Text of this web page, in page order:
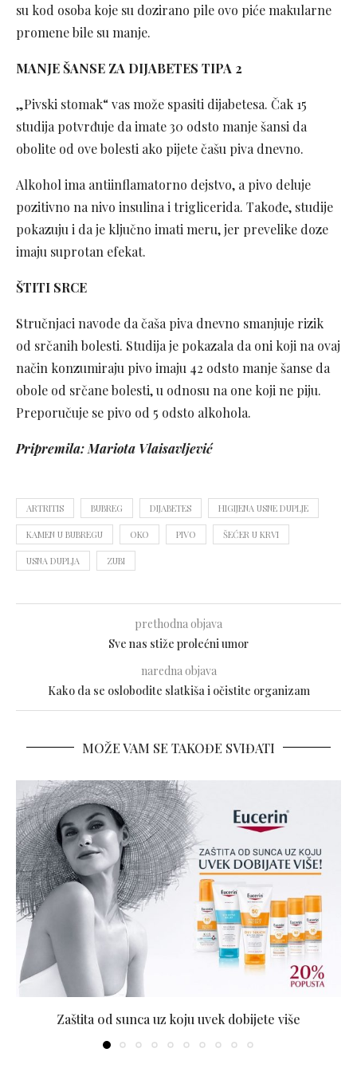
su kod osoba koje su dozirano pile ovo piće makularne
promene bile su manje.
MANJE ŠANSE ZA DIJABETES TIPA 2
„Pivski stomak“ vas može spasiti dijabetesa. Čak 15
studija potvrđuje da imate 30 odsto manje šansi da
obolite od ove bolesti ako pijete čašu piva dnevno.
Alkohol ima antiinflamatorno dejstvo, a pivo deluje
pozitivno na nivo insulina i triglicerida. Takođe, studije
pokazuju i da je ključno imati meru, jer prevelike doze
imaju suprotan efekat.
ŠTITI SRCE
Stručnjaci navode da čaša piva dnevno smanjuje rizik
od srčanih bolesti. Studija je pokazala da oni koji na ovaj
način konzumiraju pivo imaju 42 odsto manje šanse da
obole od srčane bolesti, u odnosu na one koji ne piju.
Preporučuje se pivo od 5 odsto alkohola.
Pripremila: Mariota Vlaisavljević
ARTRITIS BUBREG DIJABETES HIGIJENA USNE DUPLJE
KAMEN U BUBREGU OKO PIVO ŠEĆER U KRVI
USNA DUPLJA ZUBI
prethodna objava
Sve nas stiže prolećni umor
naredna objava
Kako da se oslobodite slatkiša i očistite organizam
MOŽE VAM SE TAKOĐE SVIĐATI
Zaštita od sunca uz koju uvek dobijete više